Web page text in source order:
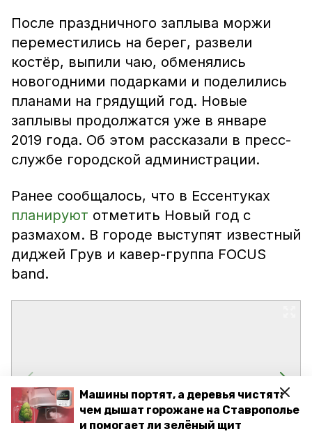
Машины портят, а деревья чистят:
чем дышат горожане на Ставрополье
и помогает ли зелёный щит
После праздничного заплыва моржи
переместились на берег, развели
костёр, выпили чаю, обменялись
новогодними подарками и поделились
планами на грядущий год. Новые
заплывы продолжатся уже в январе
2019 года. Об этом рассказали в пресс-
службе городской администрации.
Ранее сообщалось, что в Ессентуках
планируют отметить Новый год с
размахом. В городе выступят известный
диджей Грув и кавер-группа FOCUS
band.